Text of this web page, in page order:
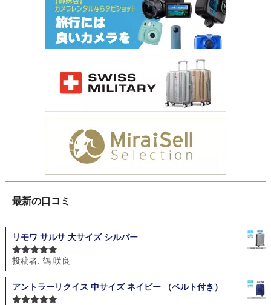
最新の口コミ
リモワ サルサ 大サイズ シルバー
5段階中 5の
投稿者: 鶴 咲良
アントラーリクイス 中サイズ ネイビー （ベルト付き）